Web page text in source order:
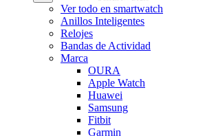
Ver todo en smartwatch
Anillos Inteligentes
Relojes
Bandas de Actividad
Marca
OURA
Apple Watch
Huawei
Samsung
Fitbit
Garmin